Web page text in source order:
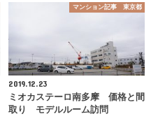
マンション記事 東京都
2019.12.23
ミオカステーロ南多摩 価格と間
取り モデルルーム訪問